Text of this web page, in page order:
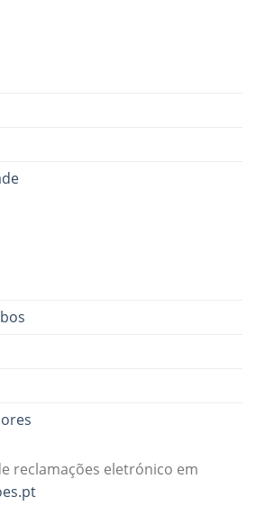
reclamações eletrónico em